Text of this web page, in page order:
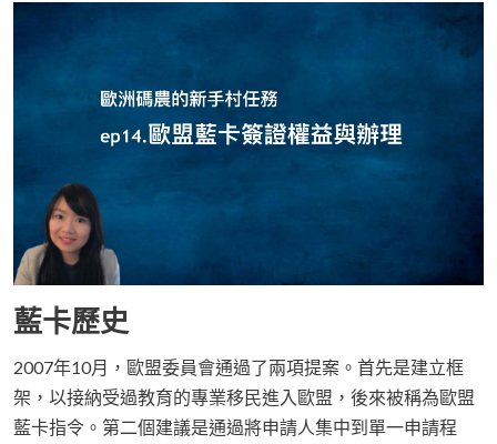
藍卡歷史
2007年10月，歐盟委員會通過了兩項提案。首先是建立框
架，以接納受過教育的專業移民進入歐盟，後來被稱為歐盟
藍卡指令。第二個建議是通過將申請人集中到單一申請程